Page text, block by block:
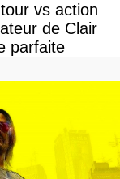
vs action
de Clair
parfaite